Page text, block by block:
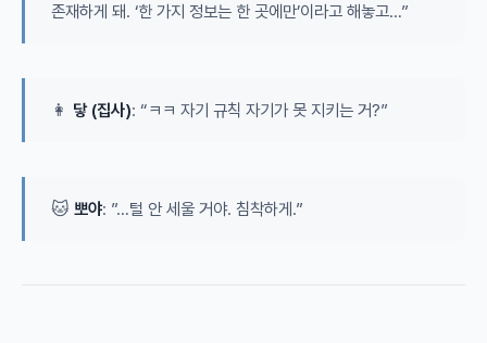
존재하게 돼. ‘한 가지 정보는 한 곳에만’이라고 해놓고…”
👩 닿 (집사): “ㅋㅋ 자기 규칙 자기가 못 지키는 거?”
🐱 뽀야: ”…털 안 세울 거야. 침착하게.”